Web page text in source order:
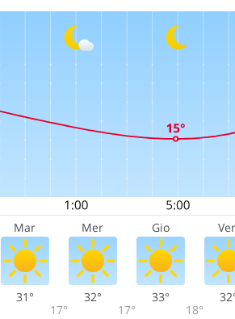
Mar Mer Gio
31°
17°
32°
17°
33°
18°